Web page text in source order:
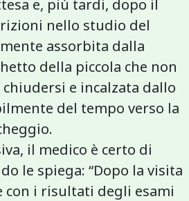
e, più tardi, dopo il
nello studio del
assorbita dalla
della piccola che non
e incalzata dallo
del tempo verso la
il medico è certo di
le spiega: “Dopo la visita
con i risultati degli esami